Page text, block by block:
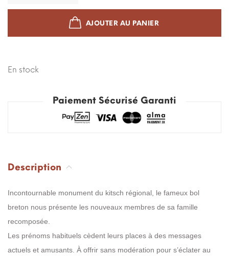
AJOUTER AU PANIER
En stock
Paiement Sécurisé Garanti
Description
Incontournable monument du kitsch régional, le fameux bol
breton nous présente les nouveaux membres de sa famille
recomposée.
Les prénoms habituels cèdent leurs places à des messages
actuels et amusants. À offrir sans modération pour s’éclater au